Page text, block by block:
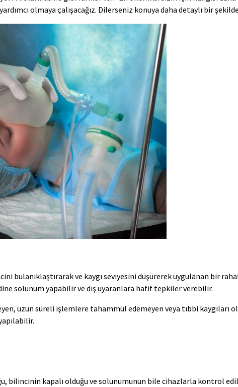
olmaya çalışacağız. Dilerseniz konuya daha detaylı bir
bulanıklaştırarak ve kaygı seviyesini düşürerek uygulanan bir
solunum yapabilir ve dış uyaranlara hafif tepkiler verebilir.
uzun süreli işlemlere tahammül edemeyen veya tıbbi kaygıları
bilincinin kapalı olduğu ve solunumunun bile cihazlarla kontrol